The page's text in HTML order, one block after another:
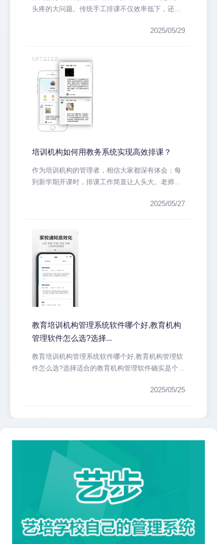
头疼的大问题。传统手工排课不仅效率低下，还容
2025/05/29
培训机构如何用教务系统实现高效排课？
作为培训机构的管理者，相信大家都深有体会：每
到新学期开课时，排课工作简直让人头大。老师时
2025/05/27
教育培训机构管理系统软件哪个好,教育机构
管理软件怎么选?选择...
教育培训机构管理系统软件哪个好,教育机构管理软
件怎么选?选择适合的教育机构管理软件确实是个技
2025/05/25